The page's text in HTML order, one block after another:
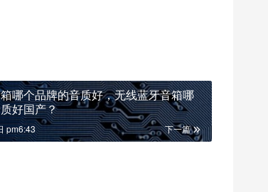
哪个品牌的音质好，无线蓝牙音箱哪
好国产？
下一篇
pm6:43